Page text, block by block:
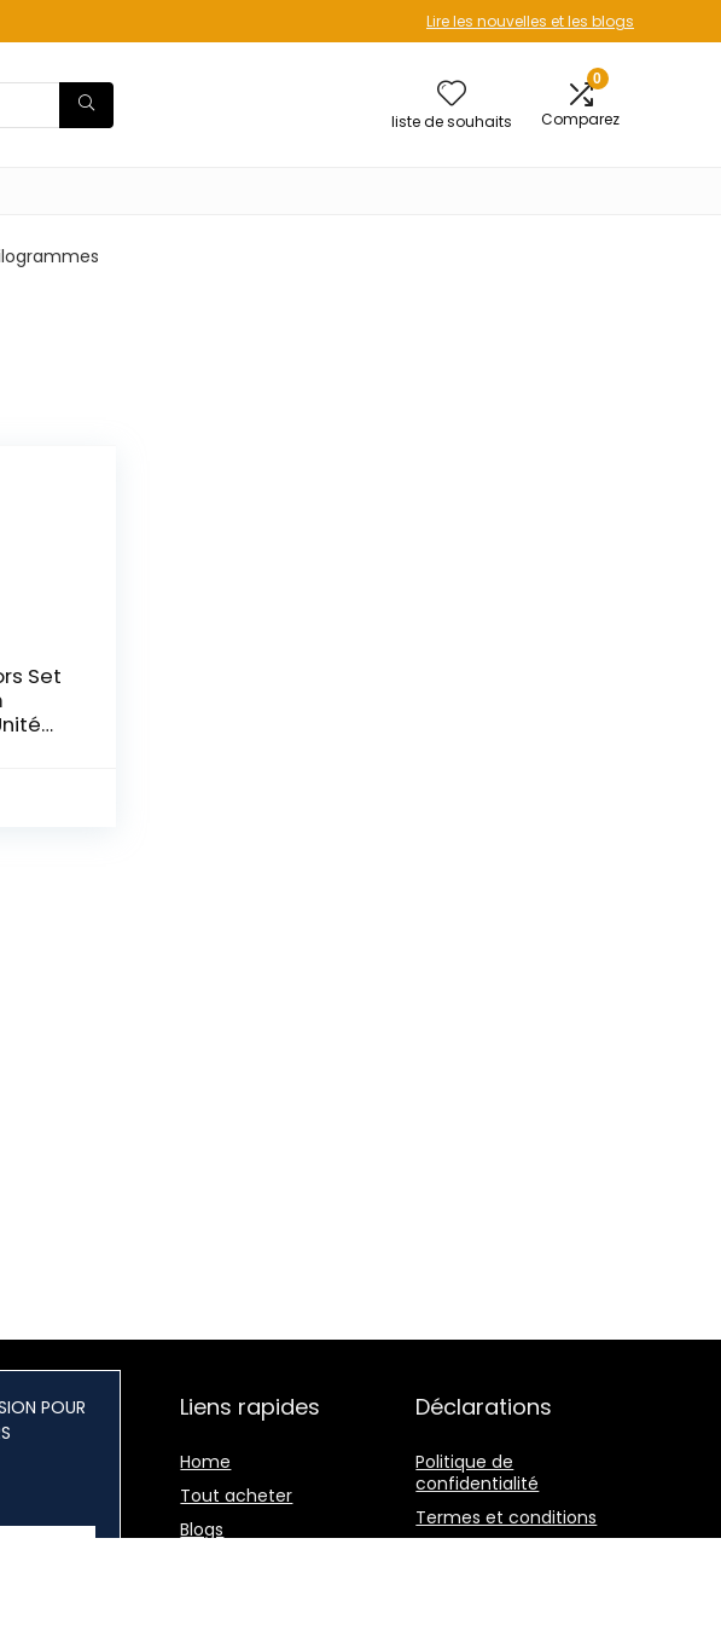
Lire les nouvelles et les blogs
liste de souhaits
0
Comparez
Set
POUR
Liens rapides
Home
Tout acheter
Blogs
Déclarations
Politique de
confidentialité
Termes et conditions